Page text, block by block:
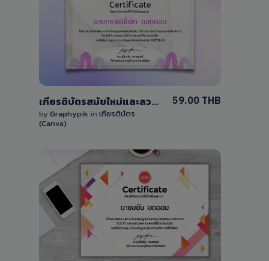
View Details
0 Sale
เกียรติบัตรสมัยใหม่และลวดลาย สีม่วง แก้ไขได้ด้วย Canva เวอร์ชั่นฟรี
by Graphypik in เกียรติบัตร
(Canva)
59.00 THB
View Details
0 Sale